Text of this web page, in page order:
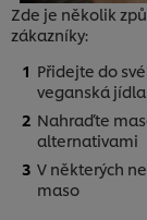
Zde je několik
zákazníky:
Přidejte do
veganská jídla
Nahraďte
alternativami
V některých
maso